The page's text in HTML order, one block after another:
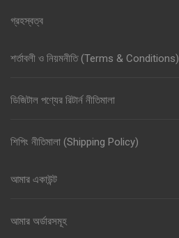
গ্রহস্বত্ব
শর্তাবলী ও নিয়মনীতি (Terms & Conditions)
ডিজিটাল পণ্যের রিটার্ন নীতিমালা
শিপিং নীতিমালা (Shipping Policy)
আমার একাউন্ট
আমার অর্ডারসমূহ